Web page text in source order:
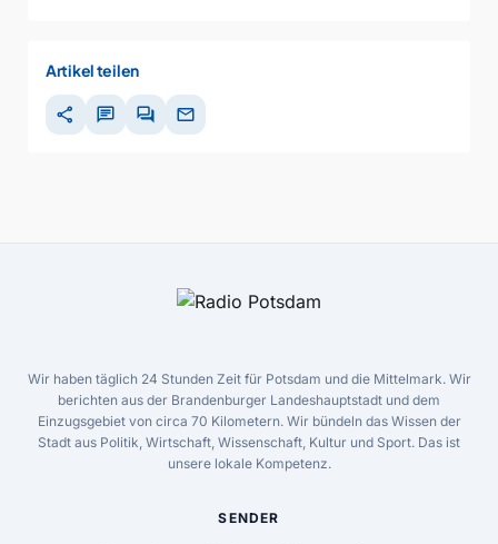
Artikel teilen
share chat forum mail
Wir haben täglich 24 Stunden Zeit für Potsdam und die Mittelmark. Wir
berichten aus der Brandenburger Landeshauptstadt und dem
Einzugsgebiet von circa 70 Kilometern. Wir bündeln das Wissen der
Stadt aus Politik, Wirtschaft, Wissenschaft, Kultur und Sport. Das ist
unsere lokale Kompetenz.
SENDER